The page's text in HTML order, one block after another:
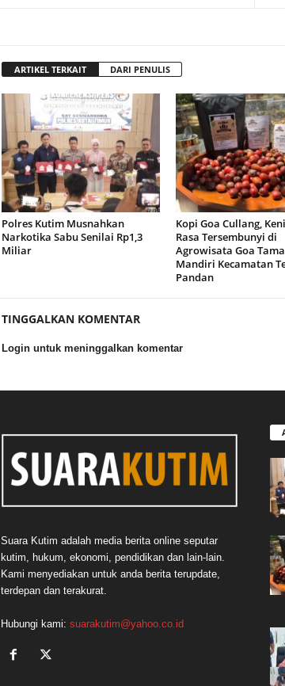
ARTIKEL TERKAIT DARI PENULIS
Polres Kutim Musnahkan
Narkotika Sabu Senilai Rp1,3
Miliar
Kopi Goa Cullang,
Rasa Tersembunyi di
Agrowisata Goa
Mandiri Kecamatan
Pandan
TINGGALKAN KOMENTAR
Login untuk meninggalkan komentar
Suara Kutim adalah media berita online seputar
kutim, hukum, ekonomi, pendidikan dan lain-lain.
Kami menyediakan untuk anda berita terupdate,
terdepan dan terakurat.
Hubungi kami: suarakutim@yahoo.co.id